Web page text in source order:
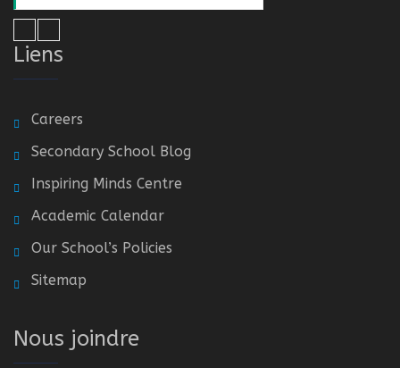
Liens
Careers
Secondary School Blog
Inspiring Minds Centre
Academic Calendar
Our School’s Policies
Sitemap
Nous joindre